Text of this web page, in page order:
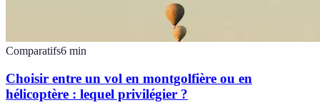
Comparatifs6 min
Choisir entre un vol en montgolfière ou en
hélicoptère : lequel privilégier ?